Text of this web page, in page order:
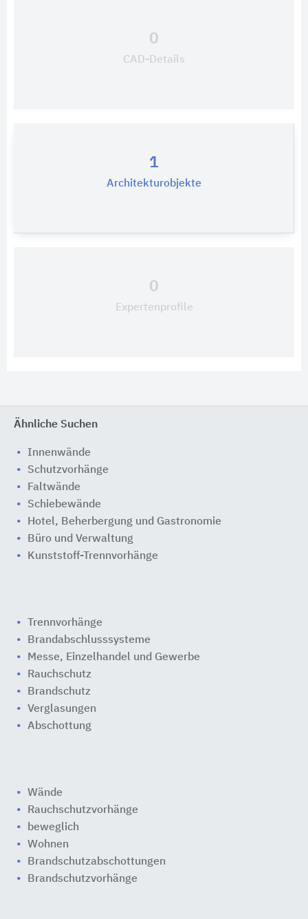
0
CAD-Details
1
Architekturobjekte
0
Expertenprofile
Ähnliche Suchen
Innenwände
Schutzvorhänge
Faltwände
Schiebewände
Hotel, Beherbergung und Gastronomie
Büro und Verwaltung
Kunststoff-Trennvorhänge
Trennvorhänge
Brandabschlusssysteme
Messe, Einzelhandel und Gewerbe
Rauchschutz
Brandschutz
Verglasungen
Abschottung
Wände
Rauchschutzvorhänge
beweglich
Wohnen
Brandschutzabschottungen
Brandschutzvorhänge